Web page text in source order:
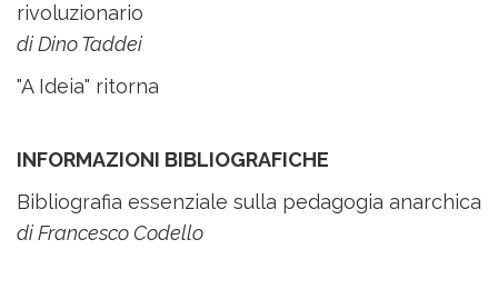
rivoluzionario
di Dino Taddei
"A Ideia" ritorna
INFORMAZIONI BIBLIOGRAFICHE
Bibliografia essenziale sulla pedagogia anarchica
di Francesco Codello